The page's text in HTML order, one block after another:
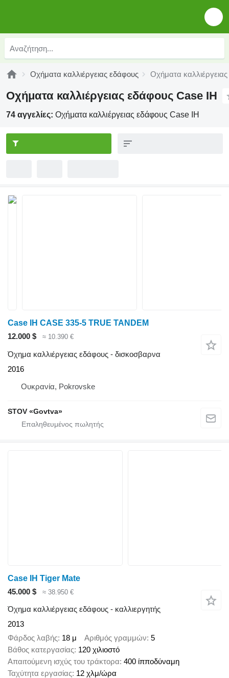
Οχήματα καλλιέργειας εδάφους Οχήματα
Οχήματα καλλιέργειας εδάφους Case IH
74 αγγελίες: Οχήματα καλλιέργειας εδάφους Case IH
Case IH CASE 335-5 TRUE TANDEM
12.000 $
≈ 10.390 €
Όχημα καλλιέργειας εδάφους - δισκοσβαρνα
2016
Ουκρανία, Pokrovske
STOV «Govtva»
Case IH Tiger Mate
45.000 $
≈ 38.950 €
Όχημα καλλιέργειας εδάφους - καλλιεργητής
2013
Φάρδος λαβής 18 μ Αριθμός γραμμών 5
Βάθος κατεργασίας 120 χιλιοστό
Απαιτούμενη ισχύς του τράκτορα 400 ίπποδύναμη
Ταχύτητα εργασίας 12 χλμ/ώρα